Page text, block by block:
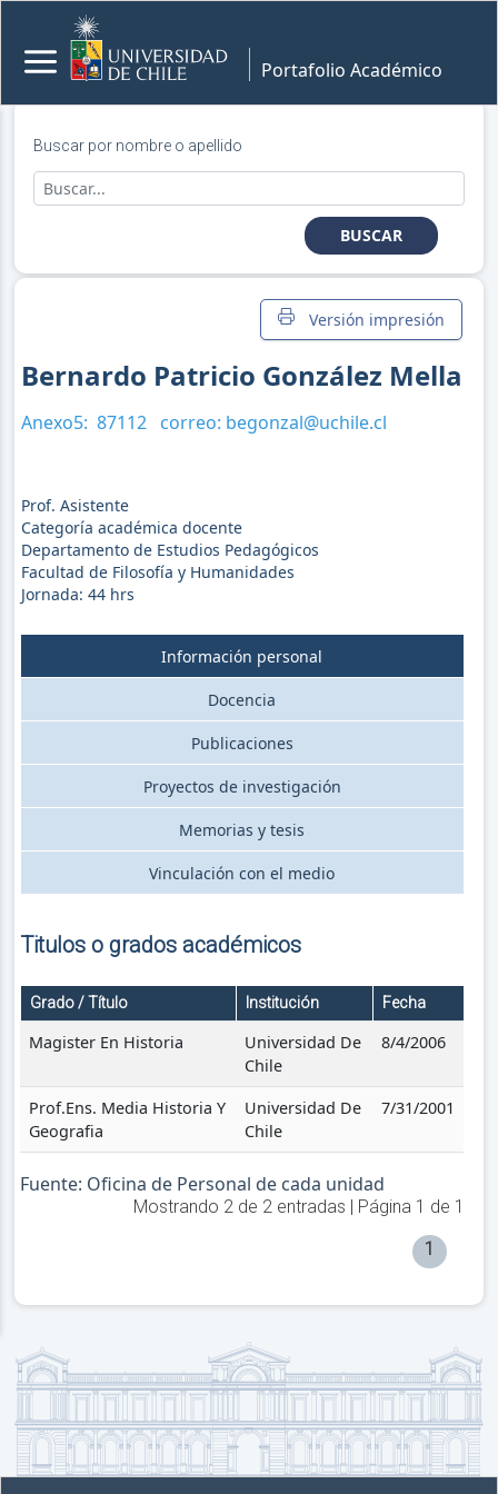
Portafolio Académico
Buscar por nombre o apellido
BUSCAR
Versión impresión
Bernardo Patricio González Mella
Anexo5: 87112 correo: begonzal@uchile.cl
Prof. Asistente
Categoría académica docente
Departamento de Estudios Pedagógicos
Facultad de Filosofía y Humanidades
Jornada: 44hrs
Información personal
Docencia
Publicaciones
Proyectos de investigación
Memorias y tesis
Vinculación con el medio
Titulos o grados académicos
Grado / Título Institución Fecha
Magister En Historia
Universidad De
Chile
8/4/2006
Prof.Ens. Media Historia Y
Geografia
Universidad De
Chile
7/31/2001
Fuente: Oficina de Personal de cada unidad
Mostrando 2de 2entradas | Página 1 de 1
1